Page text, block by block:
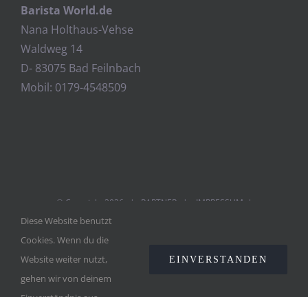
Barista World.de
Nana Holthaus-Vehse
Waldweg 14
D- 83075 Bad Feilnbach
Mobil: 0179-4548509
© Copyright 2026 | PARTNER| IMPRESSUM |
DATENSCHUTZ| POWERED BY
Facebook
Diese Website benutzt
Cookies. Wenn du die
Website weiter nutzt,
gehen wir von deinem
EINVERSTANDEN